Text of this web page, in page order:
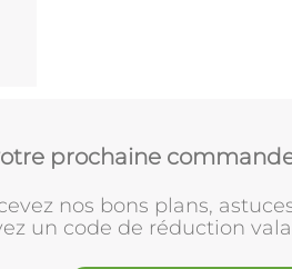
prochaine
nos bons plans,
un code de réduction